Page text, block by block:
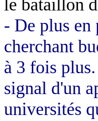
le bataillon
- De plus en
cherchant
à 3 fois
signal d'un
universités